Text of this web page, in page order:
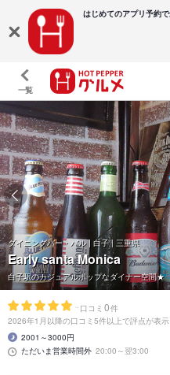
はじめてのアプリ予約
一覧
ダイニングバー・バル | 白子 | 三重県
Early santa Monica
白子駅のカジュアルポップなダイナー空間★
- 口コミ 0件
2026年1月以降の口コミ5件以上で評点が表
2001～3000円
ただいま営業時間外 20:00～翌3:00